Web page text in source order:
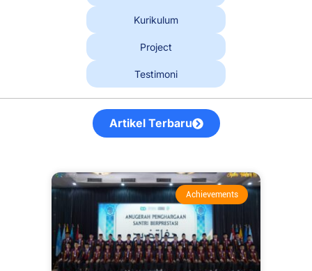
Kurikulum
Project
Testimoni
Artikel Terbaru
Achievements